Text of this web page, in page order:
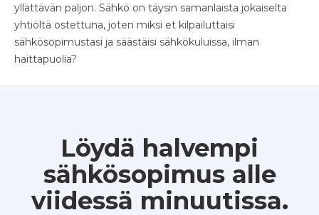
yllättävän paljon. Sähkö on täysin samanlaista jokaiselta
yhtiöltä ostettuna, joten miksi et kilpailuttaisi
sähkösopimustasi ja säästäisi sähkökuluissa, ilman
haittapuolia?
Löydä halvempi
sähkösopimus alle
viidessä minuutissa.